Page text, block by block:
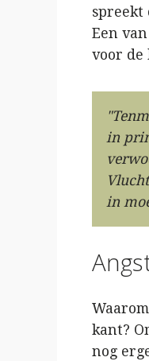
spreekt
Een
voor de
in
in
kant?
nog